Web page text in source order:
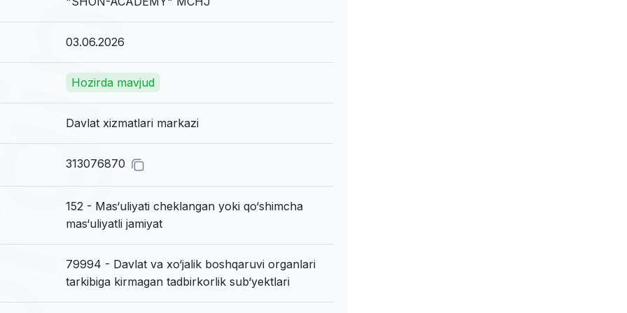
03.06.2026
Hozirda mavjud
Davlat xizmatlari markazi
313076870
152 - Mas‘uliyati cheklangan yoki qo‘shimcha
mas‘uliyatli jamiyat
79994 - Davlat va xo‘jalik boshqaruvi organlari
tarkibiga kirmagan tadbirkorlik sub‘yektlari